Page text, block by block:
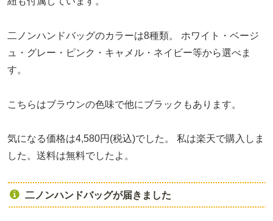
二ノンハンドバッグのカラーは8種類。
ホワイト・ベージ
ュ・グレー・ピンク・キャメル・ネイビー等から選べま
す。
こちらはブラウンの色味で他にブラックもあります。
気になる価格は4,580円(税込)でした。
私は楽天で購入しま
した。送料は無料でしたよ。
二ノンハンドバッグが届きました